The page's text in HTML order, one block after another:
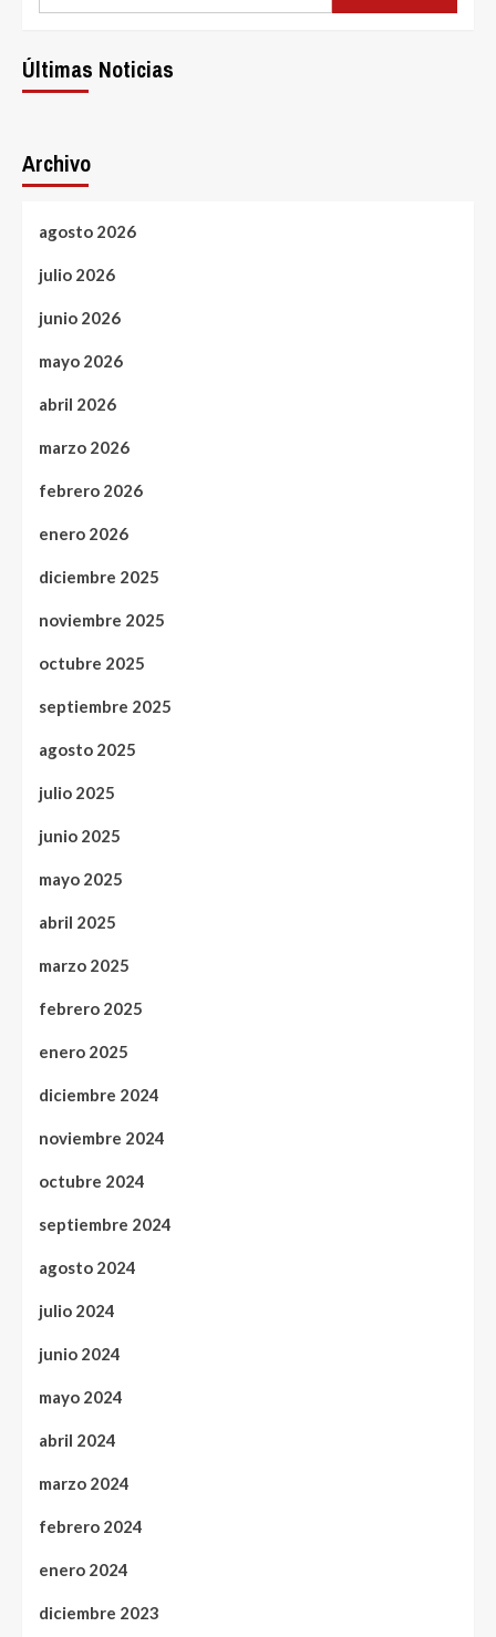
Últimas Noticias
Archivo
agosto 2026
julio 2026
junio 2026
mayo 2026
abril 2026
marzo 2026
febrero 2026
enero 2026
diciembre 2025
noviembre 2025
octubre 2025
septiembre 2025
agosto 2025
julio 2025
junio 2025
mayo 2025
abril 2025
marzo 2025
febrero 2025
enero 2025
diciembre 2024
noviembre 2024
octubre 2024
septiembre 2024
agosto 2024
julio 2024
junio 2024
mayo 2024
abril 2024
marzo 2024
febrero 2024
enero 2024
diciembre 2023